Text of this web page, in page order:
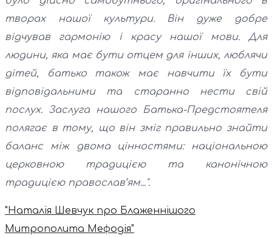
творах нашої культури. Він дуже добре
відчував гармонію і красу нашої мови. Для
людини, яка має бути отцем для інших, люблячи
дітей, батько також має навчити їх бути
відповідальними та старанно нести свій
послух. Заслуга нашого Батька-Предстоятеля
полягає в тому, що він зміг правильно знайти
баланс між двома цінностями: національною
церковною традицією та канонічною
традицією православ’ям...".
"Наталія Шевчук про Блаженнішого
Митрополита Мефодія"